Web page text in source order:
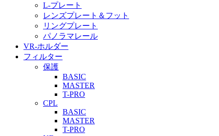
L-プレート
レンズプレート＆フット
リングプレート
パノラマレール
VR-ホルダー
フィルター
保護
BASIC
MASTER
T-PRO
CPL
BASIC
MASTER
T-PRO